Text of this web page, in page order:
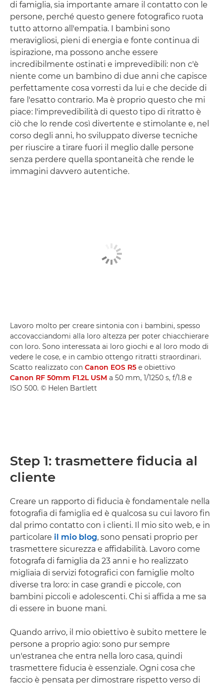
di famiglia, sia importante amare il contatto con le
persone, perché questo genere fotografico ruota
tutto attorno all'empatia. I bambini sono
meravigliosi, pieni di energia e fonte continua di
ispirazione, ma possono anche essere
incredibilmente ostinati e imprevedibili: non c'è
niente come un bambino di due anni che capisce
perfettamente cosa vorresti da lui e che decide di
fare l'esatto contrario. Ma è proprio questo che mi
piace: l'imprevedibilità di questo tipo di ritratto è
ciò che lo rende così divertente e stimolante e, nel
corso degli anni, ho sviluppato diverse tecniche
per riuscire a tirare fuori il meglio dalle persone
senza perdere quella spontaneità che rende le
immagini davvero autentiche.
Lavoro molto per creare sintonia con i bambini, spesso
accovacciandomi alla loro altezza per poter chiacchierare
con loro. Sono interessata ai loro giochi e al loro modo di
vedere le cose, e in cambio ottengo ritratti straordinari.
Scatto realizzato con Canon EOS R5 e obiettivo
Canon RF 50mm F1.2L USM a 50 mm, 1/1250 s, f/1.8 e
ISO 500. © Helen Bartlett
Step 1: trasmettere fiducia al
cliente
Creare un rapporto di fiducia è fondamentale nella
fotografia di famiglia ed è qualcosa su cui lavoro fin
dal primo contatto con i clienti. Il mio sito web, e in
particolare il mio blog, sono pensati proprio per
trasmettere sicurezza e affidabilità. Lavoro come
fotografa di famiglia da 23 anni e ho realizzato
migliaia di servizi fotografici con famiglie molto
diverse tra loro: in case grandi e piccole, con
bambini piccoli e adolescenti. Chi si affida a me sa
di essere in buone mani.
Quando arrivo, il mio obiettivo è subito mettere le
persone a proprio agio: sono pur sempre
un'estranea che entra nella loro casa, quindi
trasmettere fiducia è essenziale. Ogni cosa che
faccio è pensata per dimostrare rispetto verso di